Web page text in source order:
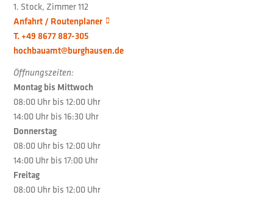
1. Stock, Zimmer 112
Anfahrt / Routenplaner
T. +49 8677 887-305
hochbauamt@burghausen.de
Öffnungszeiten:
Montag bis Mittwoch
08:00 Uhr bis 12:00 Uhr
14:00 Uhr bis 16:30 Uhr
Donnerstag
08:00 Uhr bis 12:00 Uhr
14:00 Uhr bis 17:00 Uhr
Freitag
08:00 Uhr bis 12:00 Uhr